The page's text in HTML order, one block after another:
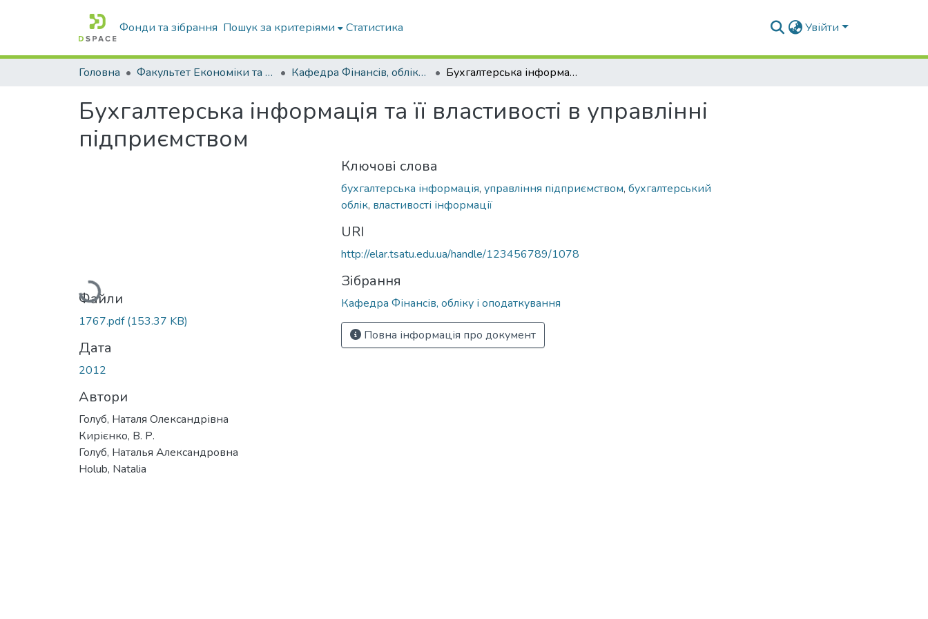
Фонди та зібрання Пошук за критеріями Статистика Увійти
Головна Факультет Економіки та бізнесу Кафедра Фінансів, обліку і оподаткування Бухгалтерська інформація та її властивості в управлінні підприємством
Бухгалтерська інформація та її властивості в управлінні
підприємством
Вантажиться...
Файли
1767.pdf(153.37 KB)
Дата
2012
Автори
Голуб, Наталя Олександрівна
Кирієнко, В. Р.
Голуб, Наталья Александровна
Holub, Natalia
Ключові слова
бухгалтерська інформація, управління підприємством, бухгалтерський
облік, властивості інформації
URI
http://elar.tsatu.edu.ua/handle/123456789/1078
Зібрання
Кафедра Фінансів, обліку і оподаткування
Повна інформація про документ